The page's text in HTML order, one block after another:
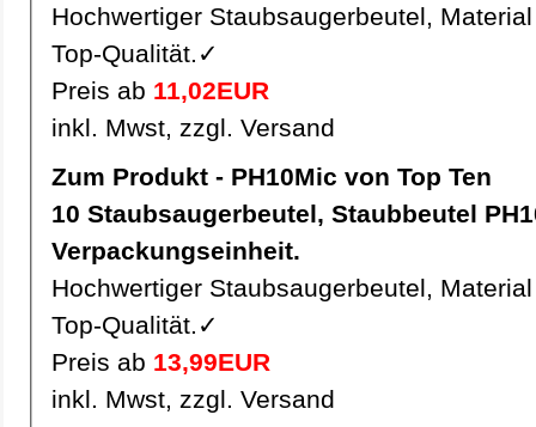
Hochwertiger Staubsaugerbeutel,
Top-Qualität.✓
Preis ab 11,02EUR
inkl. Mwst, zzgl. Versand
Zum Produkt - PH10Mic von Top Ten
10 Staubsaugerbeutel, Staubbeutel PH10Mic pro
Verpackungseinheit.
Hochwertiger Staubsaugerbeutel,
Top-Qualität.✓
Preis ab 13,99EUR
inkl. Mwst, zzgl. Versand